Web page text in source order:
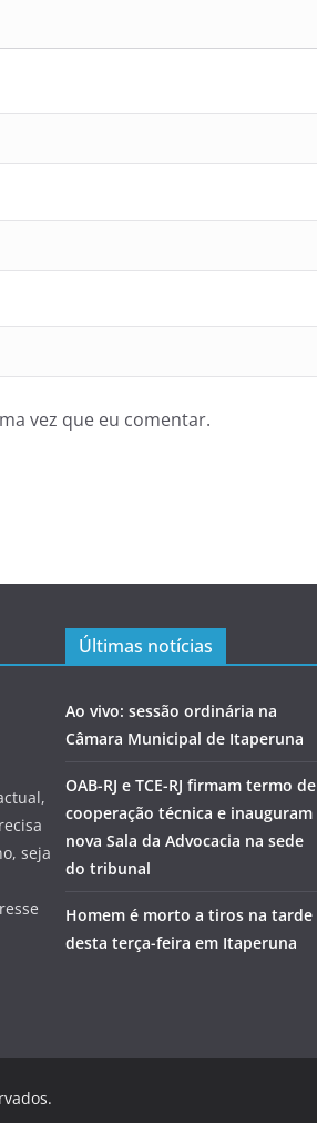
vez que eu comentar.
seja
Últimas notícias
Ao vivo: sessão ordinária na
Câmara Municipal de Itaperuna
OAB-RJ e TCE-RJ firmam termo de
cooperação técnica e inauguram
nova Sala da Advocacia na sede
do tribunal
Homem é morto a tiros na tarde
desta terça-feira em Itaperuna